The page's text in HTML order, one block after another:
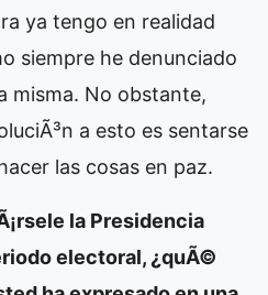
ya tengo en realidad
siempre he denunciado
misma. No obstante,
a esto es sentarse
las cosas en paz.
la Presidencia
electoral, ¿quÃ©